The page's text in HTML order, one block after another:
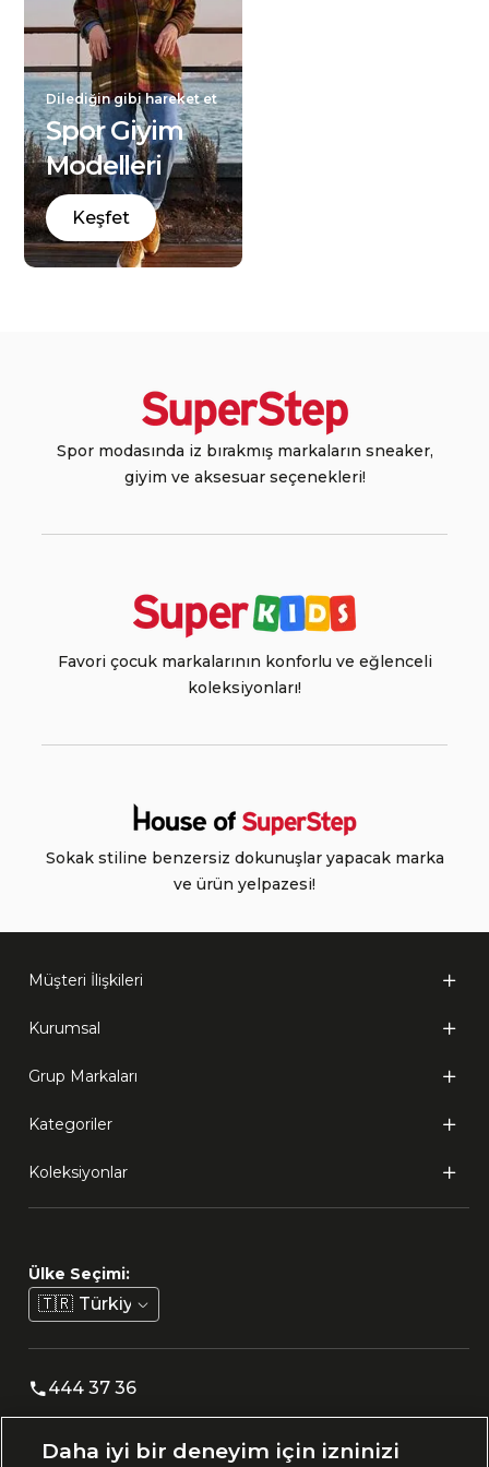
Dilediğin gibi hareket et
Spor Giyim
Modelleri
Keşfet
Spor modasında iz bırakmış markaların sneaker,
giyim ve aksesuar seçenekleri!
Favori çocuk markalarının konforlu ve eğlenceli
koleksiyonları!
Sokak stiline benzersiz dokunuşlar yapacak marka
ve ürün yelpazesi!
Müşteri İlişkileri
Kurumsal
Grup Markaları
Kategoriler
Koleksiyonlar
Ülke Seçimi:
🇹🇷 Türkiye
444 37 36
Daha iyi bir deneyim için izninizi